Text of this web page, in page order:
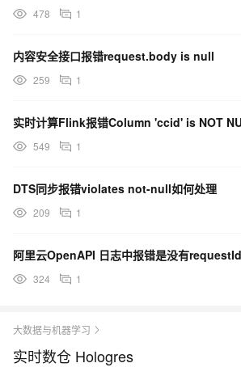
478 1
内容安全接口报错request.body is null
259 1
实时计算Flink报错Column 'ccid' is NOT
549 1
DTS同步报错violates not-null如何处理
209 1
324 1
大数据与机器学习
实时数仓 Hologres